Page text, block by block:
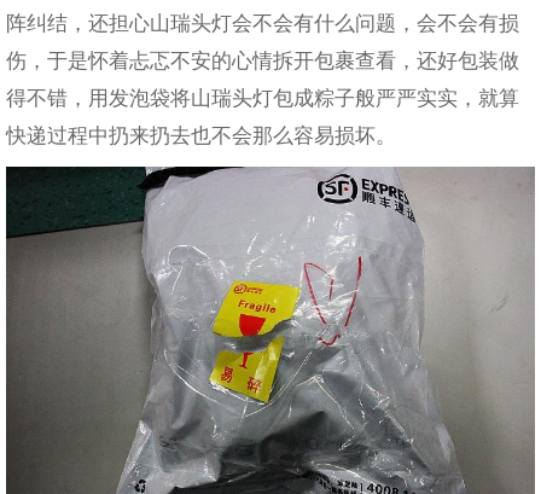
阵纠结，还担心山瑞头灯会不会有什么问题，会不会有损
伤，于是怀着忐忑不安的心情拆开包裹查看，还好包装做
得不错，用发泡袋将山瑞头灯包成粽子般严严实实，就算
快递过程中扔来扔去也不会那么容易损坏。